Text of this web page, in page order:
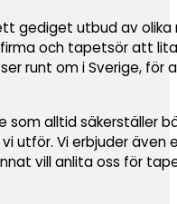
gediget utbud av
och tapetsör att
runt om i Sverige, för
som alltid säkerställer
utför. Vi erbjuder även
vill anlita oss för